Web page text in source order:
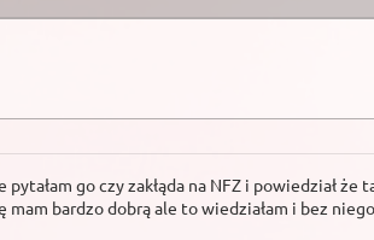
go czy zakłąda na NFZ i powiedział
bardzo dobrą ale to wiedziałam i bez